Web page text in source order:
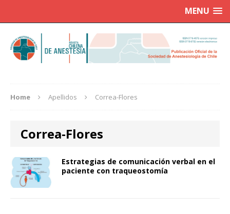
MENU
Home Apellidos Correa-Flores
Correa-Flores
Estrategias de comunicación verbal en el
paciente con traqueostomía